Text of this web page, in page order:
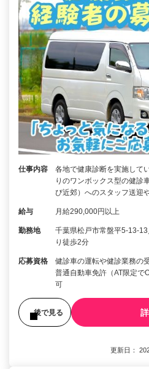
仕事内容
各地で健康診断を実施して
りのワンボックス型の健診
び近郊）へのスタッフ送迎
給与 月給290,000円以上
勤務地
千葉県松戸市常盤平5-13-
り徒歩2分
応募資格
健診車の運転や健診業務の
普通自動車免許（AT限定で
可
後で見る
更新日：